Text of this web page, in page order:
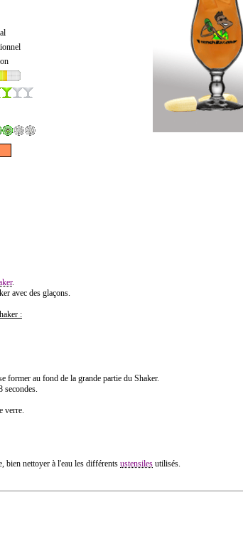
.
avec des glaçons.
:
former au fond de la grande partie du Shaker.
secondes.
verre.
bien nettoyer à l'eau les différents ustensiles utilisés.